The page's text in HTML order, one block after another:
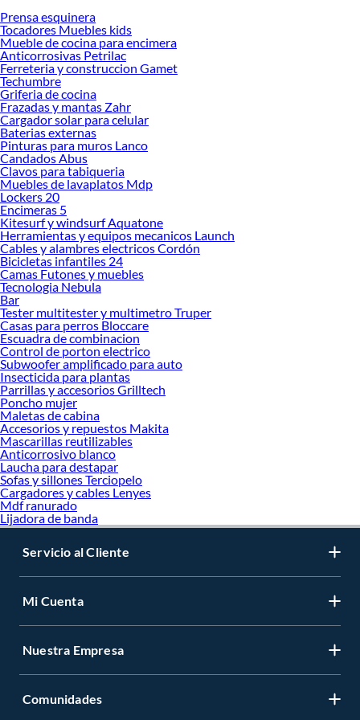
Desde remodelaciones hasta proyectos de decoración, estamos aquí para hacer
tus ideas realidad. ¡Visítanos y encuentra todo lo que tenemos para ofrecerte en
Línea blanca!
Explora la variedad de productos de Línea blanca en Sodimac
Herramientas, materiales y accesorios de calidad para tus proyectos y
renovación de espacios. ¡Visítanos y descubre todo lo que tenemos para
ofrecerte!
Encuentra una amplia variedad de productos de Línea blanca en Sodimac.
Encuentra todo lo necesario para tus proyectos de renovación y decoración.
¡Visítanos y haz tus ideas realidad!
Prensa esquinera
Tocadores Muebles kids
Mueble de cocina para encimera
Anticorrosivas Petrilac
Ferreteria y construccion Gamet
Techumbre
Griferia de cocina
Frazadas y mantas Zahr
Cargador solar para celular
Baterias externas
Pinturas para muros Lanco
Candados Abus
Clavos para tabiqueria
Muebles de lavaplatos Mdp
Lockers 20
Encimeras 5
Kitesurf y windsurf Aquatone
Herramientas y equipos mecanicos Launch
Cables y alambres electricos Cordón
Bicicletas infantiles 24
Camas Futones y muebles
Tecnologia Nebula
Bar
Tester multitester y multimetro Truper
Casas para perros Bloccare
Escuadra de combinacion
Control de porton electrico
Subwoofer amplificado para auto
Insecticida para plantas
Parrillas y accesorios Grilltech
Poncho mujer
Maletas de cabina
Accesorios y repuestos Makita
Mascarillas reutilizables
Anticorrosivo blanco
Laucha para destapar
Sofas y sillones Terciopelo
Cargadores y cables Lenyes
Mdf ranurado
Lijadora de banda
Servicio al Cliente
Mi Cuenta
Nuestra Empresa
Comunidades